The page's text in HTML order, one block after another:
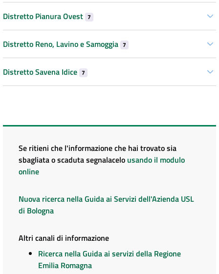
Distretto Pianura Ovest 7
Distretto Reno, Lavino e Samoggia 7
Distretto Savena Idice 7
Se ritieni che l'informazione che hai trovato sia
sbagliata o scaduta segnalacelo usando il modulo
online
Nuova ricerca nella Guida ai Servizi dell'Azienda USL
di Bologna
Altri canali di informazione
Ricerca nella Guida ai servizi della Regione
Emilia Romagna